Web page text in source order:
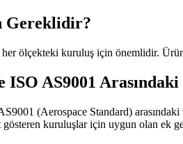
Gereklidir?
ölçekteki kuruluş için önemlidir.
ISO AS9001
(Aerospace Standard)
gösteren kuruluşlar için uygun olan ek